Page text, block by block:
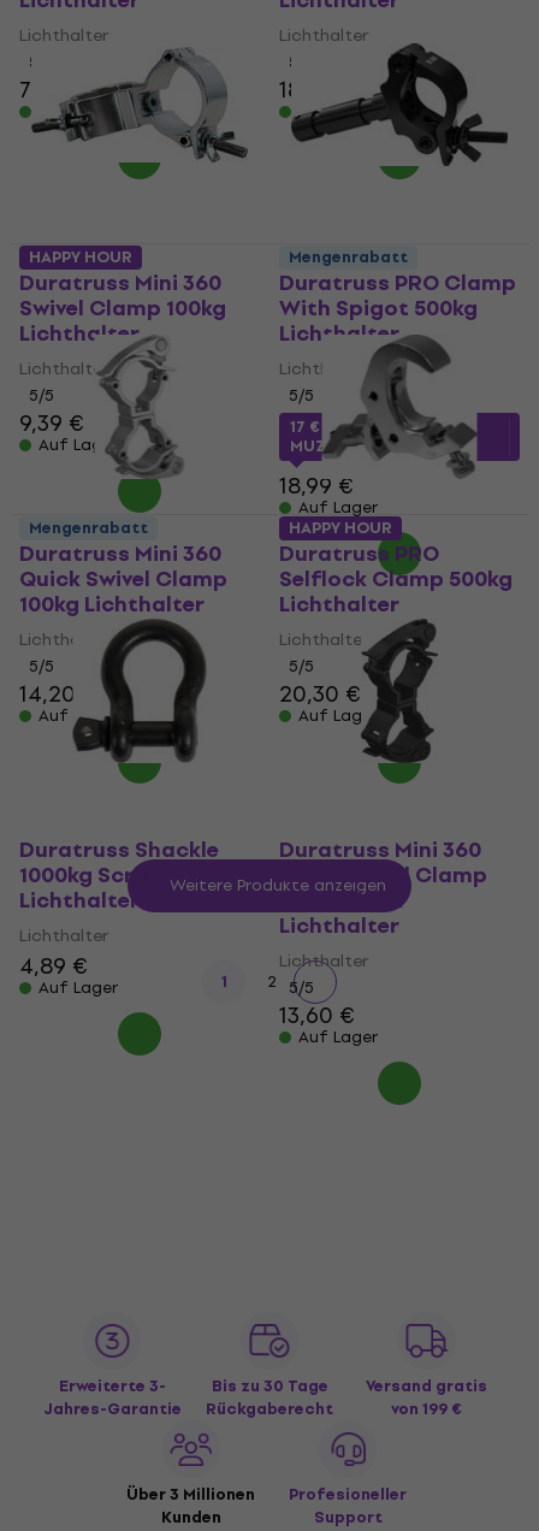
Lichthalter
5
7,90 €7,99 €
Auf Lager
Lichthalter
5
18,40 €18,90 €
Auf Lager
Duratruss Mini 360
Swivel Clamp 100kg
Lichthalter
Lichthalter
5/5
9,39 €
Auf Lager
Duratruss PRO Clamp
With Spigot 500kg
Lichthalter
Lichthalter
5/5
17 € mit dem Code
MUZMUZ-10
18,99 €
Auf Lager
HAPPY HOUR
Duratruss Mini 360
Quick Swivel Clamp
100kg Lichthalter
Lichthalter
5/5
14,20 €
Auf Lager
Mengenrabatt
Duratruss PRO
Selflock Clamp 500kg
Lichthalter
Lichthalter
5/5
20,30 €
Auf Lager
Mengenrabatt
Duratruss Shackle
1000kg Screw Pin
Lichthalter
Lichthalter
4,89 €
Auf Lager
HAPPY HOUR
Duratruss Mini 360
Quick Swivel Clamp
100kg Black
Lichthalter
Lichthalter
5/5
13,60 €
Auf Lager
Weitere Produkte anzeigen
1 2
Erweiterte 3-
Jahres-Garantie
Bis zu 30 Tage
Rückgaberecht
Versand gratis
von 199 €
Über 3 Millionen
Kunden
Profesioneller
Support